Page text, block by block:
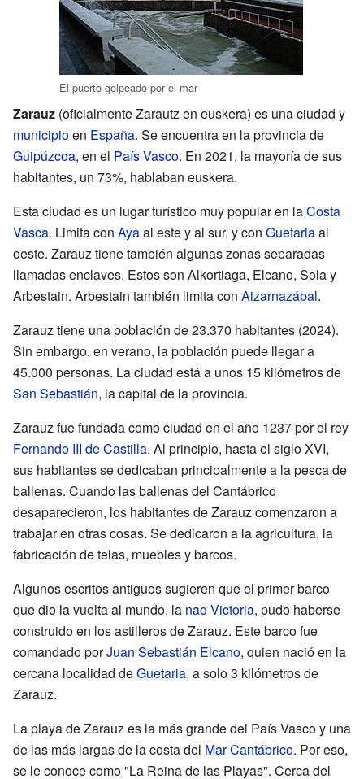
El puerto golpeado por el mar
Zarauz (oficialmente Zarautz en euskera) es una ciudad y
municipioen España. Se encuentra en la provincia de
Guipúzcoa, en el País Vasco. En 2021, la mayoría de sus
habitantes, un 73%, hablaban euskera.
Esta ciudad es un lugar turístico muy popular en laCosta
Vasca. Limita con Ayaal este y al sur, y con Guetariaal
oeste. Zarauz tiene también algunas zonas separadas
llamadas enclaves. Estos son Alkortiaga, Elcano, Sola y
Arbestain. Arbestain también limita con Aizarnazábal.
Zarauz tiene una población de 23.370 habitantes (2024).
Sin embargo, en verano, la población puede llegar a
45.000 personas. La ciudad está a unos 15 kilómetros de
San Sebastián, la capital de la provincia.
Zarauz fue fundada como ciudad en el año 1237 por el rey
Fernando III de Castilla. Al principio, hasta el siglo XVI,
sus habitantes se dedicaban principalmente a la pesca de
ballenas. Cuando las ballenas del Cantábrico
desaparecieron, los habitantes de Zarauz comenzaron a
trabajar en otras cosas. Se dedicaron a la agricultura, la
fabricación de telas, muebles y barcos.
Algunos escritos antiguos sugieren que el primer barco
que dio la vuelta al mundo, la nao Victoria, pudo haberse
construido en los astilleros de Zarauz. Este barco fue
comandado porJuan Sebastián Elcano, quien nació en la
cercana localidad deGuetaria, a solo 3 kilómetros de
Zarauz.
La playa de Zarauz es la más grande del País Vasco y una
de las más largas de la costa del Mar Cantábrico. Por eso,
se le conoce como "La Reina de las Playas". Cerca del